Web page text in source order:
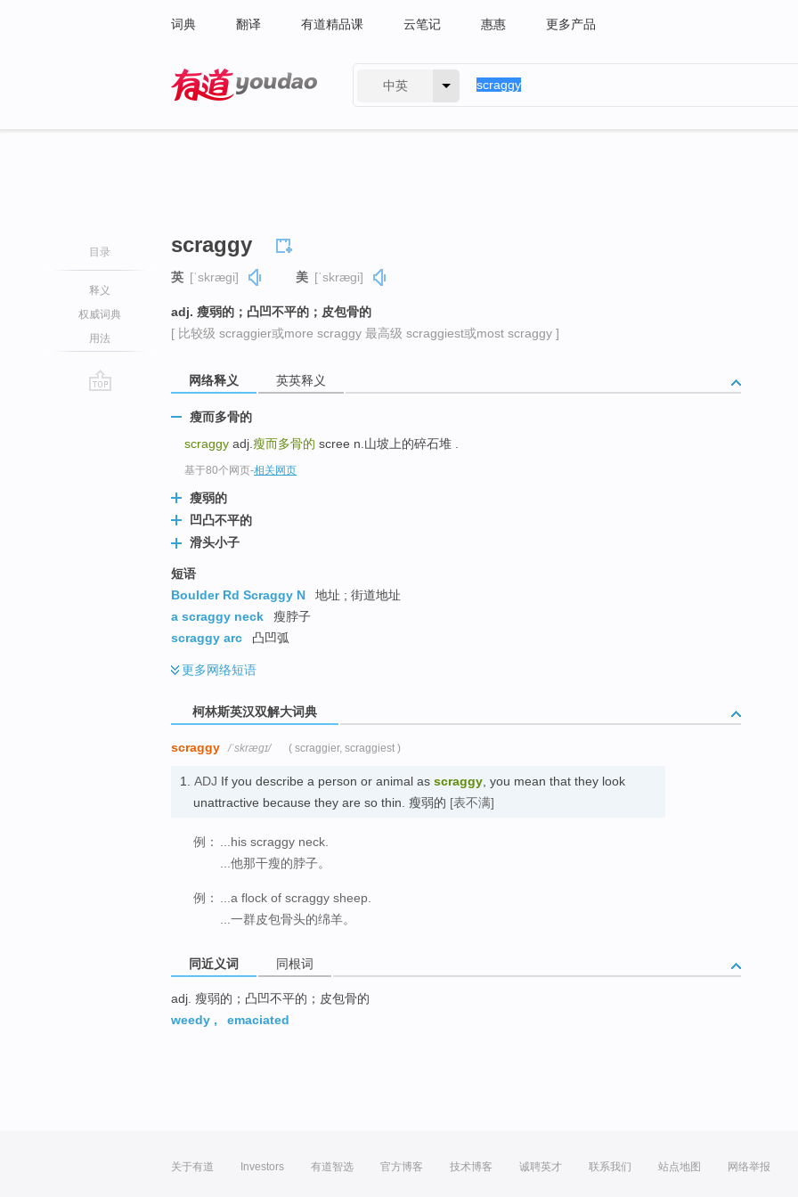
词典 翻译 有道精品课 云笔记 惠惠 更多产品
中英
目录
释义
权威词典
用法
scraggy
英 [ˈskræɡi] 美 [ˈskræɡi]
adj. 瘦弱的；凸凹不平的；皮包骨的
[ 比较级 scraggier或more scraggy 最高级 scraggiest或most scraggy ]
网络释义 英英释义
瘦而多骨的
scraggy adj. 瘦而多骨的 scree n.山坡上的碎石堆 .
基于80个网页-相关网页
瘦弱的
凹凸不平的
滑头小子
短语
Boulder Rd Scraggy N
地址 ; 街道地址
a scraggy neck
瘦脖子
scraggy arc
凸凹弧
更多网络短语
柯林斯英汉双解大词典
scraggy /ˈskræɡɪ/ ( scraggier, scraggiest )
1. ADJ If you describe a person or animal as scraggy , you mean that they look
unattractive because they are so thin. 瘦弱的 [表不满]
例：
...his scraggy neck.
...他那干瘦的脖子。
例：
...a flock of scraggy sheep.
...一群皮包骨头的绵羊。
同近义词 同根词
adj. 瘦弱的；凸凹不平的；皮包骨的
weedy , emaciated
关于有道 Investors 有道智选 官方博客 技术博客 诚聘英才 联系我们 站点地图 网络举报